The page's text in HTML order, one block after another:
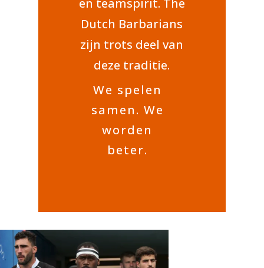
en teamspirit. The
Dutch Barbarians
zijn trots deel van
deze traditie.
We spelen
samen. We
worden
beter.